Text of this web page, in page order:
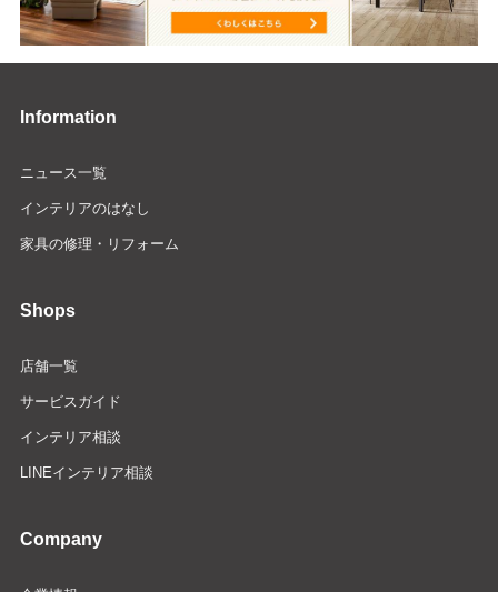
Information
ニュース一覧
インテリアのはなし
家具の修理・リフォーム
Shops
店舗一覧
サービスガイド
インテリア相談
LINEインテリア相談
Company